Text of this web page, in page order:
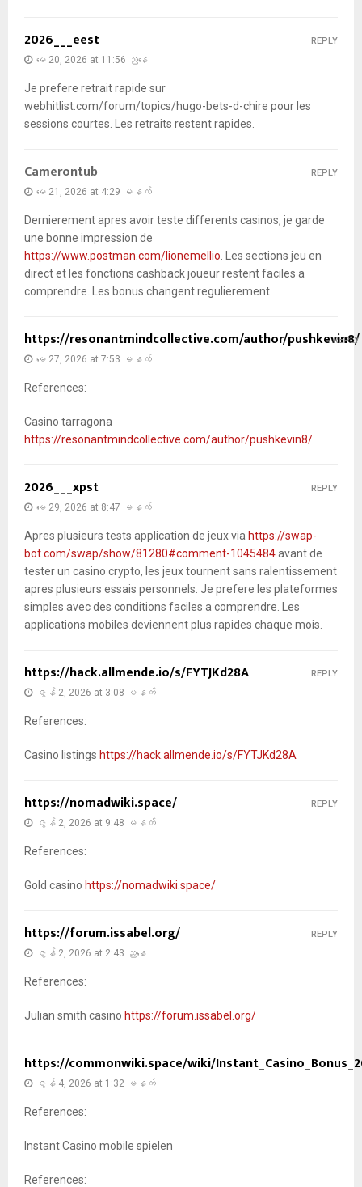
2026___eest
မေ 20, 2026 at 11:56 ညနေ
Je prefere retrait rapide sur
webhitlist.com/forum/topics/hugo-bets-d-chire pour les
sessions courtes. Les retraits restent rapides.
REPLY
Camerontub
မေ 21, 2026 at 4:29 မနက်
Dernierement apres avoir teste differents casinos, je garde
une bonne impression de
https://www.postman.com/lionemellio . Les sections jeu en
direct et les fonctions cashback joueur restent faciles a
comprendre. Les bonus changent regulierement.
REPLY
https://resonantmindcollective.com/author/pushkevin8/
မေ 27, 2026 at 7:53 မနက်
References:
Casino tarragona
https://resonantmindcollective.com/author/pushkevin8/
REPLY
2026___xpst
မေ 29, 2026 at 8:47 မနက်
Apres plusieurs tests application de jeux via https://swap-
bot.com/swap/show/81280#comment-1045484avant de
tester un casino crypto, les jeux tournent sans ralentissement
apres plusieurs essais personnels. Je prefere les plateformes
simples avec des conditions faciles a comprendre. Les
applications mobiles deviennent plus rapides chaque mois.
REPLY
https://hack.allmende.io/s/FYTJKd28A
ဇွန် 2, 2026 at 3:08 မနက်
References:
Casino listings https://hack.allmende.io/s/FYTJKd28A
REPLY
https://nomadwiki.space/
ဇွန် 2, 2026 at 9:48 မနက်
References:
Gold casino https://nomadwiki.space/
REPLY
https://forum.issabel.org/
ဇွန် 2, 2026 at 2:43 ညနေ
References:
Julian smith casino https://forum.issabel.org/
REPLY
https://commonwiki.space/wiki/
ဇွန် 4, 2026 at 1:32 မနက်
References:
Instant Casino mobile spielen
References: